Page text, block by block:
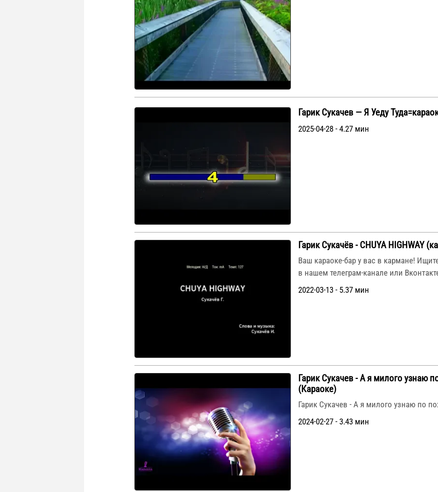
Гарик Сукачев — Я Уеду
2025-04-28 - 4.27 мин
Гарик Сукачёв - CHUYA HIGHWAY
Ваш караоке-бар у вас в кармане!
в нашем телеграм-канале или
2022-03-13 - 5.37 мин
Гарик Сукачев - А я милого узнаю
(Караоке)
Гарик Сукачев - А я милого узнаю по
2024-02-27 - 3.43 мин